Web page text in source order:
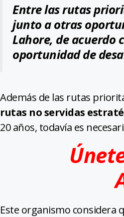
Entre las rutas
junto a otras
Lahore, de acuerdo
oportunidad de
Además de las rutas
rutas no servidas
20 años, todavía es
Este organismo considera